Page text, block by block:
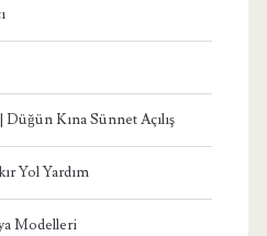
Kına Sünnet Açılış
Yol Yardım
Modelleri